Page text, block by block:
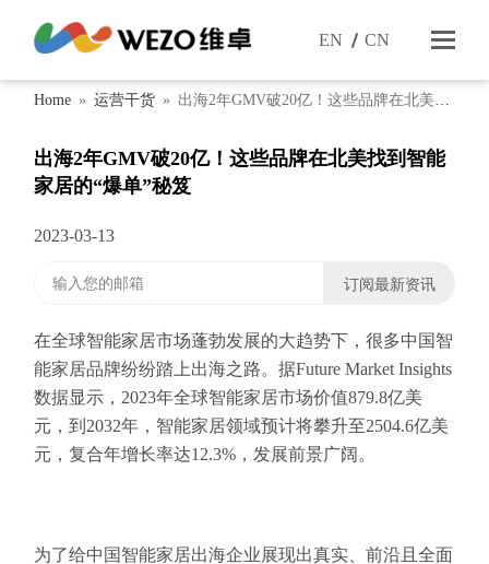
EN CN
Home » 运营干货 » 出海2年GMV破20亿！这些品牌在北美找
出海2年GMV破20亿！这些品牌在北美找到智能
家居的“爆单”秘笈
2023-03-13
在全球智能家居市场蓬勃发展的大趋势下，很多中国智
能家居品牌纷纷踏上出海之路。据Future Market Insights
数据显示，2023年全球智能家居市场价值879.8亿美
元，到2032年，智能家居领域预计将攀升至2504.6亿美
元，复合年增长率达12.3%，发展前景广阔。
为了给中国智能家居出海企业展现出真实、前沿且全面